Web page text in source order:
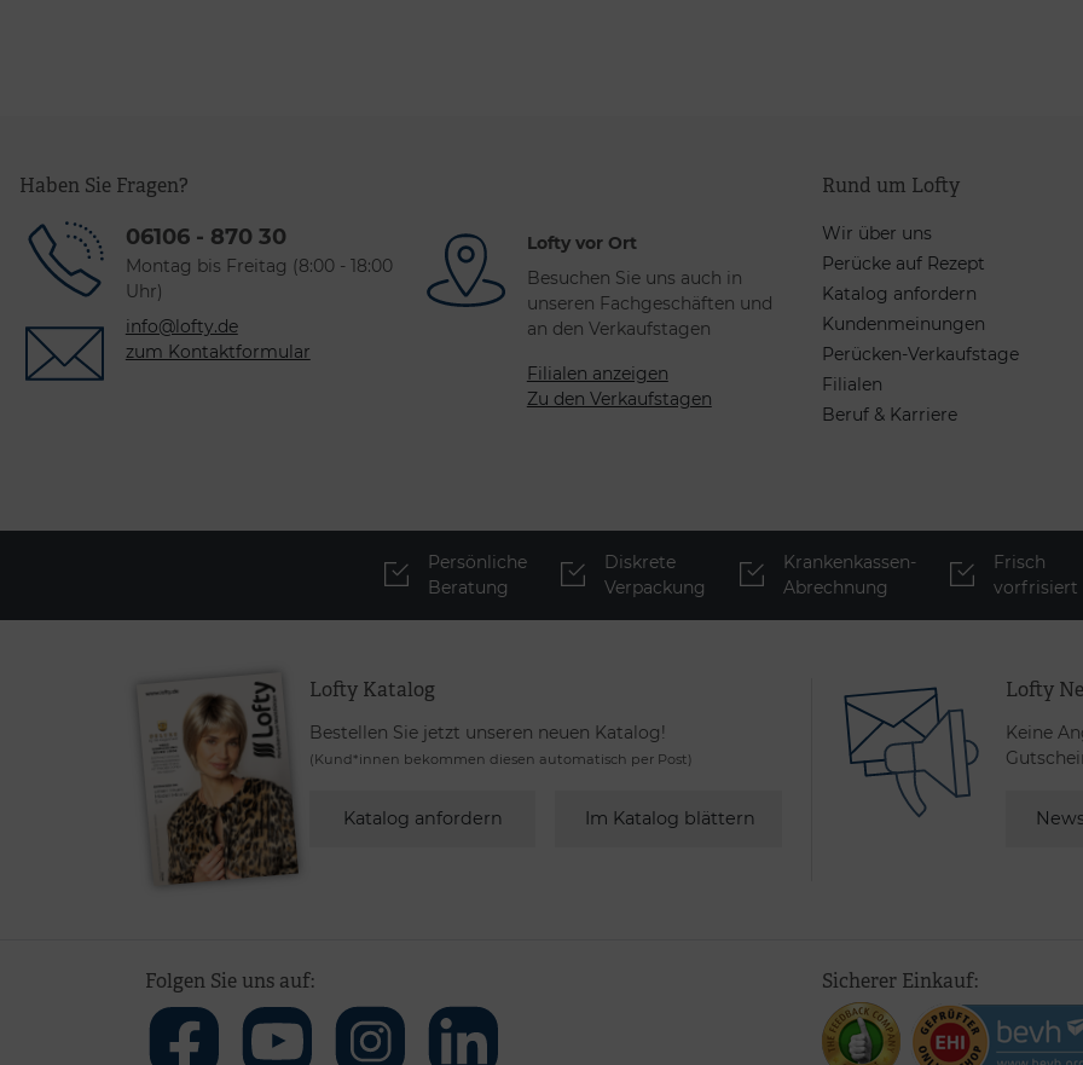
Haben Sie Fragen?
06106 - 870 30
Montag bis Freitag (8:00 - 18:00
Uhr)
info@lofty.de
zum Kontaktformular
Lofty vor Ort
Besuchen Sie uns auch in
unseren Fachgeschäften und
an den Verkaufstagen
Filialen anzeigen
Zu den Verkaufstagen
Rund um Lofty
Wir über uns
Perücke auf Rezept
Katalog anfordern
Kundenmeinungen
Perücken-Verkaufstage
Filialen
Beruf & Karriere
Persönliche
Beratung
Diskrete
Verpackung
Krankenkassen-
Abrechnung
Frisch
vorfrisiert
Lofty Katalog
Bestellen Sie jetzt unseren neuen Katalog!
(Kund*innen bekommen diesen automatisch per Post)
Katalog anfordern Im Katalog blättern
Lofty
Keine
Folgen Sie uns auf: Sicherer Einkauf: